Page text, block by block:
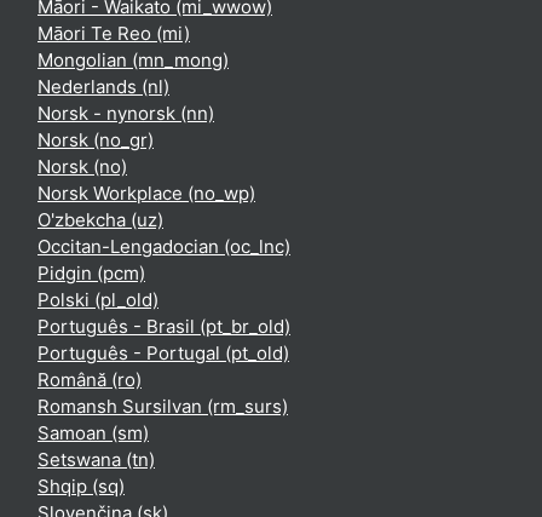
Māori - Waikato ‎(mi_wwow)‎
Māori Te Reo ‎(mi)‎
Mongolian ‎(mn_mong)‎
Nederlands ‎(nl)‎
Norsk - nynorsk ‎(nn)‎
Norsk ‎(no_gr)‎
Norsk ‎(no)‎
Norsk Workplace ‎(no_wp)‎
O'zbekcha ‎(uz)‎
Occitan-Lengadocian ‎(oc_lnc)‎
Pidgin ‎(pcm)‎
Polski ‎(pl_old)‎
Português - Brasil ‎(pt_br_old)‎
Português - Portugal ‎(pt_old)‎
Română ‎(ro)‎
Romansh Sursilvan ‎(rm_surs)‎
Samoan ‎(sm)‎
Setswana ‎(tn)‎
Shqip ‎(sq)‎